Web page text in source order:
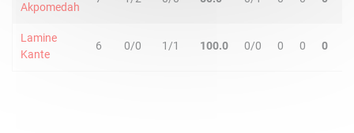
Akpomedah
Lamine
Kante
6 0/0 1/1 100.0 0/0 0 0 0